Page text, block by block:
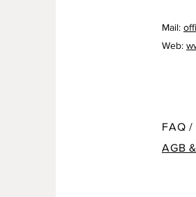
Mail:
Web:
FAQ /
AGB